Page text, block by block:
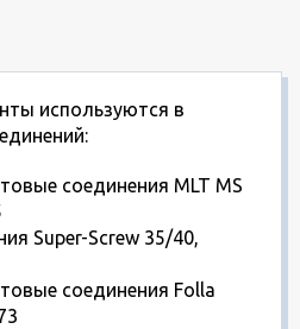
используются в
соединения MLT MS
Super-Screw 35/40,
соединения Folla